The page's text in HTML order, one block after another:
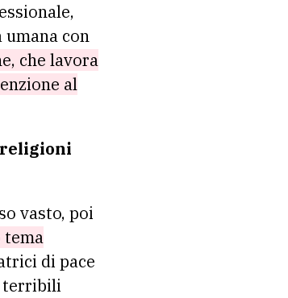
con
che lavora
al
religioni
vasto, poi
tema
di pace
terribili